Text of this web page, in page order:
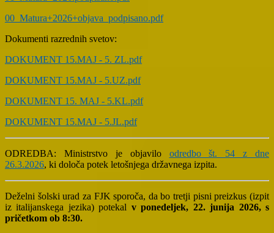
00_Matura+2026+objava_podpisano.pdf
Dokumenti razrednih svetov:
DOKUMENT 15.MAJ - 5. ZL.pdf
DOKUMENT 15.MAJ - 5.UZ.pdf
DOKUMENT 15. MAJ - 5.KL.pdf
DOKUMENT 15.MAJ - 5.JL.pdf
ODREDBA: Ministrstvo je objavilo odredbo št. 54 z dne
26.3.2026, ki določa potek letošnjega državnega izpita.
Deželni šolski urad za FJK sporoča, da bo tretji pisni preizkus (izpit
iz italijanskega jezika) potekal v ponedeljek, 22. junija 2026, s
pričetkom ob 8:30.